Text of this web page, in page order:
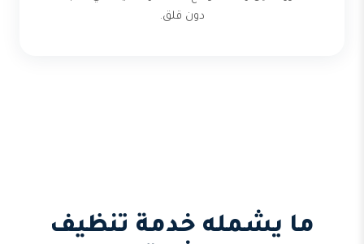
دون قلق.
ما يشمله خدمة تنظيف